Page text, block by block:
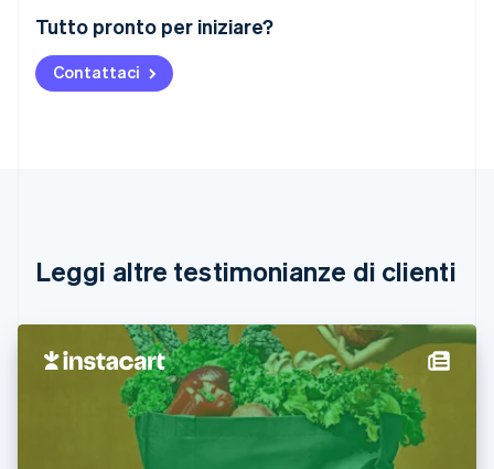
Tutto pronto per iniziare?
Contattaci
Leggi altre testimonianze di clienti
Australia
English
Austria
DeutschEnglish
English Français
Cina continentale
Cipro
Croazia
Italiano
Danimarca
Emirati Arabi Uniti